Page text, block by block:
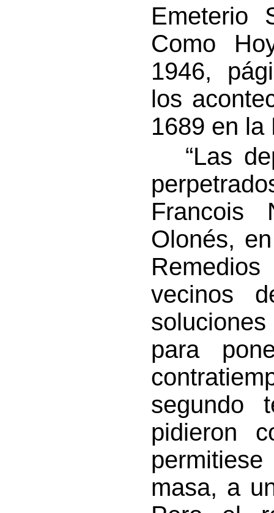
Emeterio
Como
1946,
los
1689 en la
“Las
Francois
Olonés,
vecinos
para
segundo
pidieron
masa, a